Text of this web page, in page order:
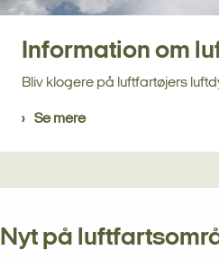
Information om
Bliv klogere på luftfartøjers
Se mere
Nyt på